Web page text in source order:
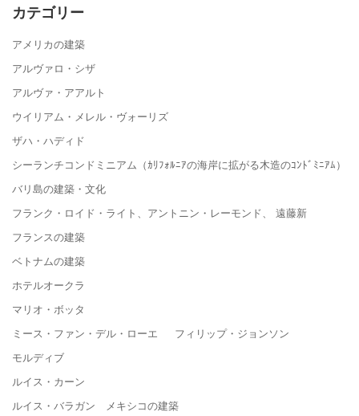
カテゴリー
アメリカの建築
アルヴァロ・シザ
アルヴァ・アアルト
ウイリアム・メレル・ヴォーリズ
ザハ・ハディド
シーランチコンドミニアム（ｶﾘﾌｫﾙﾆｱの海岸に拡がる木造のｺﾝﾄﾞﾐﾆｱﾑ）
バリ島の建築・文化
フランク・ロイド・ライト、アントニン・レーモンド、 遠藤新
フランスの建築
ベトナムの建築
ホテルオークラ
マリオ・ボッタ
ミース・ファン・デル・ローエ フィリップ・ジョンソン
モルディブ
ルイス・カーン
ルイス・バラガン メキシコの建築